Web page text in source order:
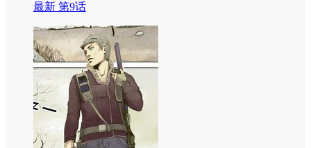
最新 第9话